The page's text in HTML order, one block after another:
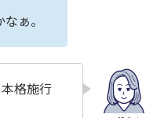
ぁ。
格施行